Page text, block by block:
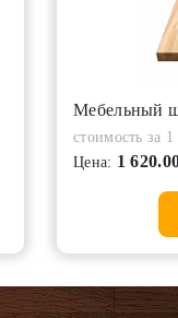
Мебельный
стоимость за
Цена: 1